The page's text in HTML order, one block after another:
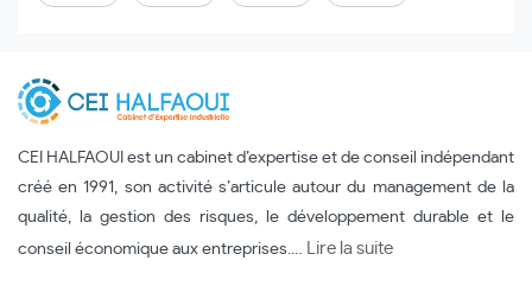
CEI HALFAOUI est un cabinet d’expertise et de conseil indépendant
créé en 1991, son activité s’articule autour du management de la
qualité, la gestion des risques, le développement durable et le
conseil économique aux entreprises.… Lire la suite